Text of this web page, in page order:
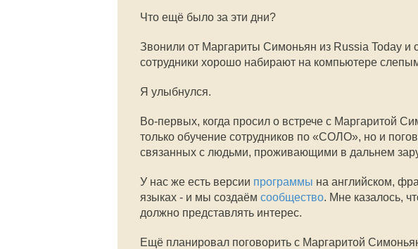
Что ещё было за эти дни?
Звонили от Маргариты Симоньян из Russia Today и
сотрудники хорошо набирают на компьютере
Я улыбнулся.
Во-первых, когда просил о встрече с Маргаритой
только обучение сотрудников по «СОЛО», но и
связанных с людьми, проживающими в дальнем
У нас же есть версии программы на английском,
языках - и мы создаём сообщество. Мне казалось,
должно представлять интерес.
Ещё планировал поговорить с Маргаритой